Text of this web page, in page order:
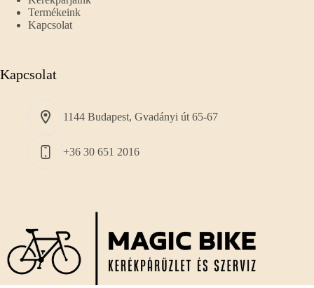
Termékeink
Kapcsolat
Kapcsolat
1144 Budapest, Gvadányi út 65-67
+36 30 651 2016